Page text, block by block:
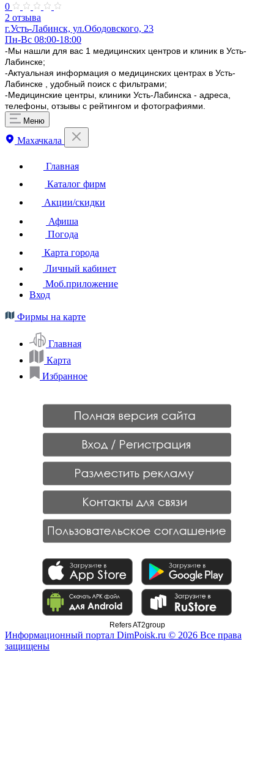
0
2 отзыва
г.Усть-Лабинск, ул.​Ободовского, 23​
Пн-Вс 08:00-18:00
-Мы нашли для вас 1 медицинских центров и клиник в Усть-
Лабинске;
-Актуальная информация о медицинских центрах в Усть-
Лабинске , удобный поиск с фильтрами;
-Медицинские центры, клиники Усть-Лабинска - адреса,
телефоны, отзывы с рейтингом и фотографиями.
Меню
Махачкала
Главная
Каталог фирм
Акции/скидки
Афиша
Погода
Карта города
Личный кабинет
Моб.приложение
Вход
Фирмы на карте
Главная
Карта
Избранное
Refers AT2group
Информационный портал DimPoisk.ru © 2026 Все права
защищены